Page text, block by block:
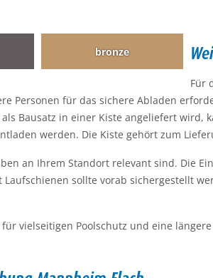
bronze
Für
Personen für das sichere Abladen
Bausatz in einer Kiste angeliefert
werden. Die Kiste gehört zum
an Ihrem Standort relevant sind. Die
sollte vorab sichergestellt
für vielseitigen Poolschutz und eine längere